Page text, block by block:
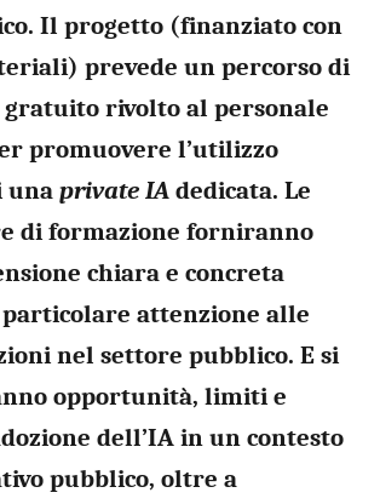
Il progetto (finanziato con
prevede un percorso di
rivolto al personale
promuovere l’utilizzo
una private IA dedicata. Le
di formazione forniranno
chiara e concreta
particolare attenzione alle
nel settore pubblico. E si
opportunità, limiti e
dell’IA in un contesto
pubblico, oltre a